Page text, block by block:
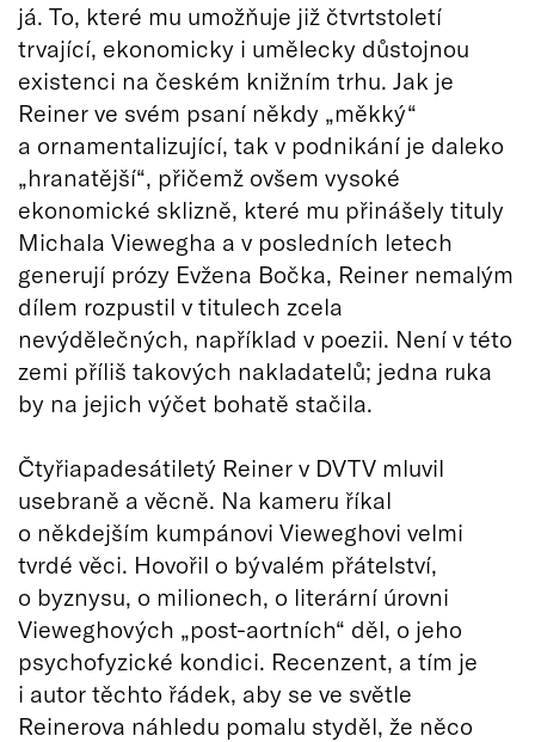
já. To, které mu umožňuje již čtvrtstoletí
trvající, ekonomicky i umělecky důstojnou
existenci na českém knižním trhu. Jak je
Reiner ve svém psaní někdy „měkký“
a ornamentalizující, tak v podnikání je daleko
„hranatější“, přičemž ovšem vysoké
ekonomické sklizně, které mu přinášely tituly
Michala Viewegha a v posledních letech
generují prózy Evžena Bočka, Reiner nemalým
dílem rozpustil v titulech zcela
nevýdělečných, například v poezii. Není v této
zemi příliš takových nakladatelů; jedna ruka
by na jejich výčet bohatě stačila.
Čtyřiapadesátiletý Reiner v DVTV mluvil
usebraně a věcně. Na kameru říkal
o někdejším kumpánovi Vieweghovi velmi
tvrdé věci. Hovořil o bývalém přátelství,
o byznysu, o milionech, o literární úrovni
Vieweghových „post-aortních“ děl, o jeho
psychofyzické kondici. Recenzent, a tím je
i autor těchto řádek, aby se ve světle
Reinerova náhledu pomalu styděl, že něco